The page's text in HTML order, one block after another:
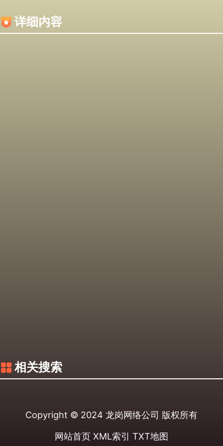
详细内容
相关搜索
Copyright © 2024 龙岗网络公司 版权所有
网站首页 XML索引 TXT地图